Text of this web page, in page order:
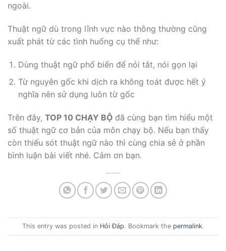
ngoài.
Thuật ngữ dù trong lĩnh vực nào thông thường cũng
xuất phát từ các tình huống cụ thể như:
Dùng thuật ngữ phổ biến để nói tắt, nói gọn lại
Từ nguyên gốc khi dịch ra không toát được hết ý
nghĩa nên sử dụng luôn từ gốc
Trên đây, TOP 10 CHẠY BỘ đã cùng bạn tìm hiểu một
số thuật ngữ cơ bản của môn chạy bộ. Nếu bạn thấy
còn thiếu sót thuật ngữ nào thì cùng chia sẻ ở phần
bình luận bài viết nhé. Cảm ơn bạn.
This entry was posted in Hỏi Đáp. Bookmark the permalink.